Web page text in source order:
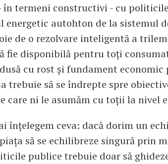
termeni constructivi - cu
energetic autohton de la sistemul
de o rezolvare inteligentă a
fie disponibilă pentru toți
cu rost și fundament economic
trebuie să se îndrepte spre
care ni le asumăm cu toții la nivel
înțelegem ceva: dacă dorim un
să se echilibreze singură prin
publice trebuie doar să